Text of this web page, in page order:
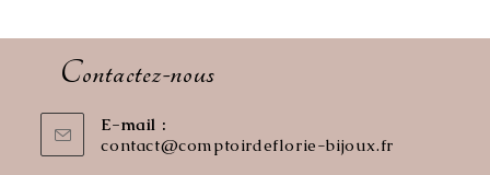
Contactez-nous
E-mail :
contact@comptoirdeflorie-bijoux.frS’ouvre